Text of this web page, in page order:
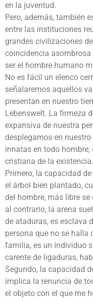
en la juventud.
Pero, además, también
entre las instituciones
grandes civilizaciones
coincidencia
ser el hombre humano
No es fácil un elenco
señalaremos aquellos
presentan en nuestro
Lebenswelt. La firmeza
expansiva de nuestra
desplegamos en
innatas en todo
cristiana de la existencia.
Primero, la capacidad
el árbol bien plantado,
del hombre, más libre
al contrario, la arena
de ataduras, es esclava
persona que no se halla
familia, es un individuo
carente de ligaduras,
Segundo, la capacidad
implica la renuncia de
el objeto con el que me